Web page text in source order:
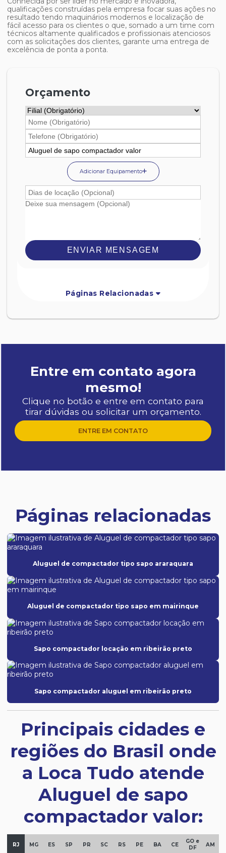
qualificações construídas pela empresa focar suas ações no
resultado tendo maquinários modernos e localização de
fácil acesso para os clientes o que, somado a um time com
técnicos altamente qualificados e profissionais atenciosos
com as solicitações dos clientes, garante uma entrega de
excelência de ponta a ponta.
Orçamento
Adicionar Equipamento
ENVIAR MENSAGEM
Páginas Relacionadas
Entre em contato agora
mesmo!
Clique no botão e entre em contato para
tirar dúvidas ou solicitar um orçamento.
ENTRE EM CONTATO
Páginas relacionadas
Aluguel de compactador tipo sapo araraquara
Aluguel de compactador tipo sapo em mairinque
Sapo compactador locação em ribeirão preto
Sapo compactador aluguel em ribeirão preto
Principais cidades e
regiões do Brasil onde
a Loca Tudo atende
Aluguel de sapo
compactador valor:
RJ MG ES SP PR SC RS PE BA CE
GO e
DF
AM